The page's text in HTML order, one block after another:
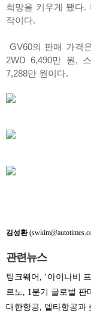
희망을 키우게 됐다.
작이다.
GV60의 판매 가격
2WD 6,490만 원,
7,288만 원이다.
김성환
관련뉴스
팅크웨어, ‘아이나비
르노, 1분기 글로벌 판
대한항공, 델타항공과